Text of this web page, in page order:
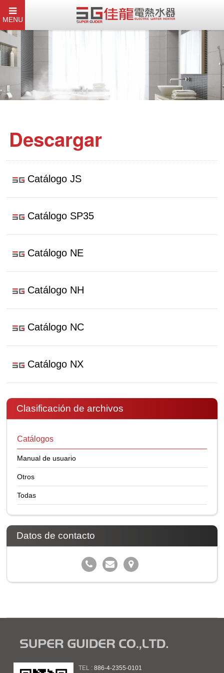
MENU
Descargar
Catálogo JS
Catálogo SP35
Catálogo NE
Catálogo NH
Catálogo NC
Catálogo NX
Clasificación de archivos
Catálogos
Manual de usuario
Otros
Todas
Datos de contacto
TEL :886-4-2355-0101